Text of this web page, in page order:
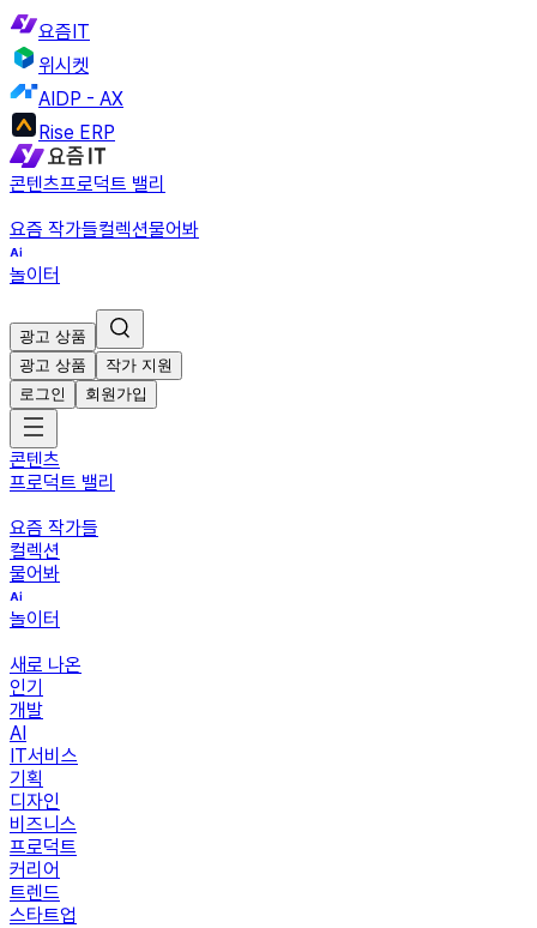
요즘IT
위시켓
AIDP - AX
Rise ERP
콘텐츠프로덕트 밸리
요즘 작가들컬렉션물어봐
놀이터
광고 상품
광고 상품
작가 지원
로그인
회원가입
콘텐츠
프로덕트 밸리
요즘 작가들
컬렉션
물어봐
놀이터
새로 나온
인기
개발
AI
IT서비스
기획
디자인
비즈니스
프로덕트
커리어
트렌드
스타트업